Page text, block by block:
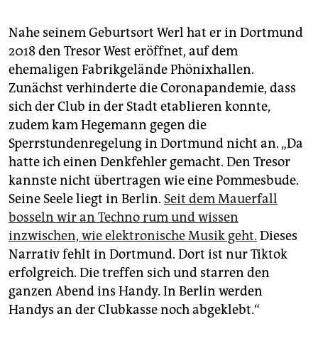
Nahe seinem Geburtsort Werl hat er in Dortmund
2018 den Tresor West eröffnet, auf dem
ehemaligen Fa­brik­ge­län­de Phönixhallen.
Zunächst verhinderte die Coronapandemie, dass
sich der Club in der Stadt etablieren konnte,
zudem kam Hegemann gegen die
Sperrstundenregelung in Dortmund nicht an. „Da
hatte ich einen Denkfehler gemacht. Den Tresor
kannste nicht übertragen wie eine Pommesbude.
Seine Seele liegt in Berlin. Seit dem Mauerfall
bosseln wir an Techno rum und wissen
inzwischen, wie elektronische Musik geht. Dieses
Narrativ fehlt in Dortmund. Dort ist nur Tiktok
erfolgreich. Die treffen sich und starren den
ganzen Abend ins Handy. In Berlin werden
Handys an der Clubkasse noch abgeklebt.“